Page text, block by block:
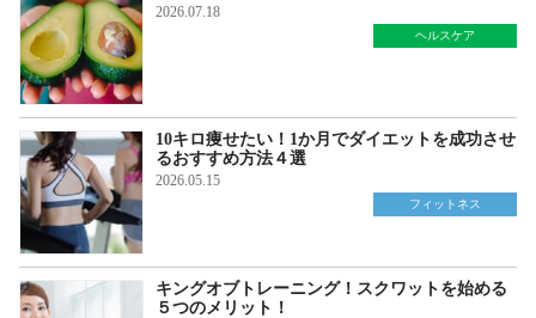
2026.07.18
ヘルスケア
10キロ痩せたい！1か月でダイエットを成功させ
るおすすめ方法４選
2026.05.15
フィットネス
キングオブトレーニング！スクワットを始める
５つのメリット！